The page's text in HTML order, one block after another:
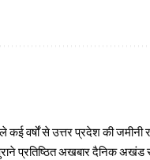
कई वर्षों से उत्तर प्रदेश की
प्रतिष्ठित अखबार दैनिक